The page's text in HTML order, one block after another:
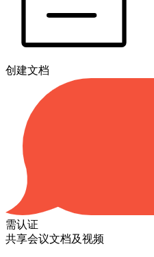
创建文档
需认证
共享会议文档及视频